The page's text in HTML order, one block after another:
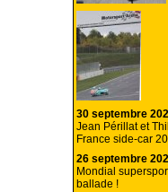
30 septembre
Jean Périllat et
France side-car
26 septembre
Mondial
ballade !